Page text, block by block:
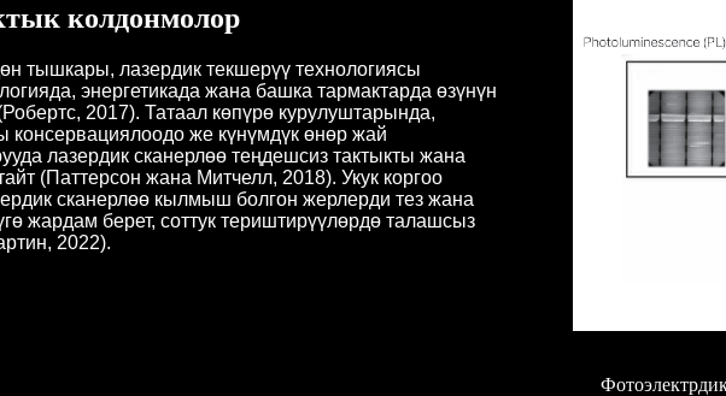
колдонмолор
тышкары, лазердик текшерүү технологиясы
энергетикада жана башка тармактарда өзүнүн
2017). Татаал көпүрө курулуштарында,
консервациялоодо же күнүмдүк өнөр жай
лазердик сканерлөө теңдешсиз тактыкты жана
(Паттерсон жана Митчелл, 2018). Укук коргоо
сканерлөө кылмыш болгон жерлерди тез жана
жардам берет, соттук териштирүүлөрдө талашсыз
2022).